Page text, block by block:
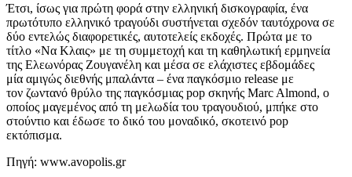
Έτσι, ίσως για πρώτη φορά στην ελληνική δισκογραφία, ένα
πρωτότυπο ελληνικό τραγούδι συστήνεται σχεδόν ταυτόχρονα σε
δύο εντελώς διαφορετικές, αυτοτελείς εκδοχές. Πρώτα με το
τίτλο «Να Κλαις» με τη συμμετοχή και τη καθηλωτική ερμηνεία
της Ελεωνόρας Ζουγανέλη και μέσα σε ελάχιστες εβδομάδες
μία αμιγώς διεθνής μπαλάντα – ένα παγκόσμιο release με
τον ζωντανό θρύλο της παγκόσμιας pop σκηνής Marc Almond, o
οποίος μαγεμένος από τη μελωδία του τραγουδιού, μπήκε στο
στούντιο και έδωσε το δικό του μοναδικό, σκοτεινό pop
εκτόπισμα.
Πηγή: www.avopolis.gr